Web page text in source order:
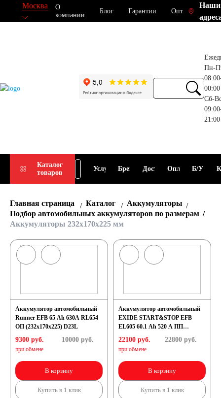
Москва
О
компании
Блог Гарантии Опт
Наши
Пн-
00:00
Сб-
21:00
Каталог
товаров
Подбор
АКБ
Услуги Бренды ДоставкаОплата Б/У
Главная страница Каталог
Аккумуляторы
Подбор автомобильных аккумуляторов по размерам
Аккумуляторы 232x170x225 мм
Аккумулятор автомобильный
Runner EFB 65 Ah 630A RL654
ОП (232х170х225) D23L
9300 руб.
при обмене
10000руб.
В корзину
Купить в 1 клик
Аккумулятор автомобильный
EXIDE START&STOP EFB
EL605 60.1 Ah 520 A ПП
(232x173x225) D23R
22100 руб.
при обмене
22800руб.
В корзину
Купить в 1 клик